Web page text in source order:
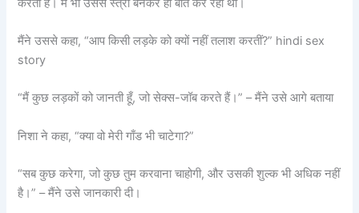
करती है। मैं भी उससे स्त्री बनकर ही बात कर रहा था।
मैंने उससे कहा, “आप किसी लड़के को क्यों नहीं तलाश करतीं?” hindi sex
story
“मैं कुछ लड़कों को जानती हूँ, जो सेक्स-जॉब करते हैं।” – मैंने उसे आगे बताया
निशा ने कहा, “क्या वो मेरी गाँड भी चाटेगा?”
“सब कुछ करेगा, जो कुछ तुम करवाना चाहोगी, और उसकी शुल्क भी अधिक नहीं
है।” – मैंने उसे जानकारी दी।